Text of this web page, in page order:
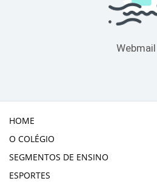
Webmail
HOME
O COLÉGIO
SEGMENTOS DE ENSINO
ESPORTES